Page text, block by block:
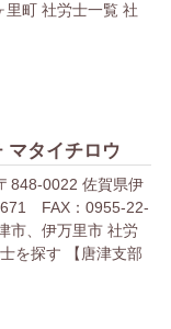
里町 社労士一覧 社
マタイチロウ
848-0022 佐賀県伊
FAX：0955-22-
市、伊万里市 社労
を探す 【唐津支部